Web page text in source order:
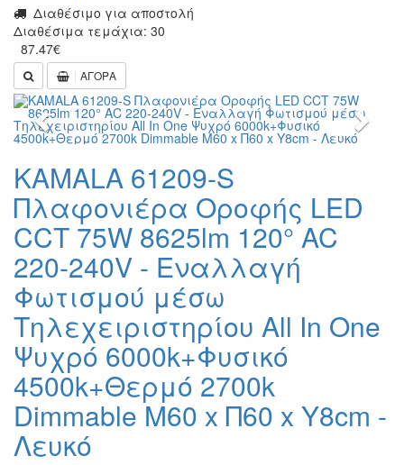
Διαθέσιμο για αποστολή
Διαθέσιμα τεμάχια: 30
87.47€
ΑΓΟΡΑ
Previous Next
KAMALA 61209-S
Πλαφονιέρα Οροφής LED
CCT 75W 8625lm 120° AC
220-240V - Εναλλαγή
Φωτισμού μέσω
Τηλεχειριστηρίου All In One
Ψυχρό 6000k+Φυσικό
4500k+Θερμό 2700k
Dimmable Μ60 x Π60 x Υ8cm -
Λευκό